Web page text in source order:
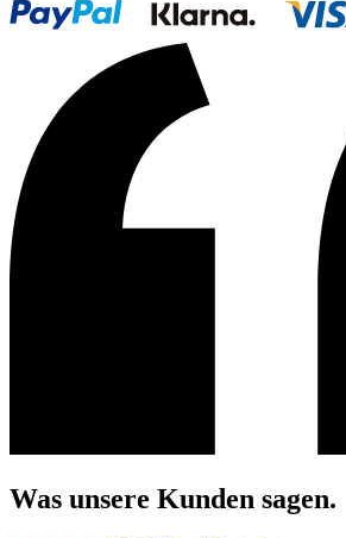
Was unsere Kunden sagen.